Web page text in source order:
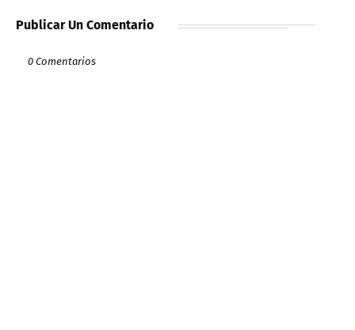
Publicar Un Comentario
0 Comentarios